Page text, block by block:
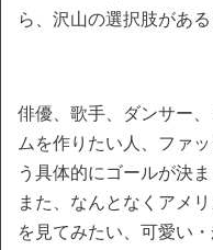
ら、沢山の選択肢がある
俳優、歌手、ダンサー
ムを作りたい人、ファ
う具体的にゴールが決
また、なんとなくアメ
を見てみたい、可愛い